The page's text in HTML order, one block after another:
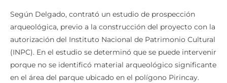
Según Delgado, contrató un estudio de prospección
arqueológica, previo a la construcción del proyecto con la
autorización del Instituto Nacional de Patrimonio Cultural
(INPC). En el estudio se determinó que se puede intervenir
porque no se identificó material arqueológico significante
en el área del parque ubicado en el polígono Pirincay.